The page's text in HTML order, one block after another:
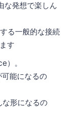
な発想で楽しん
る一般的な接続
す
。
能になるの
な形になるの